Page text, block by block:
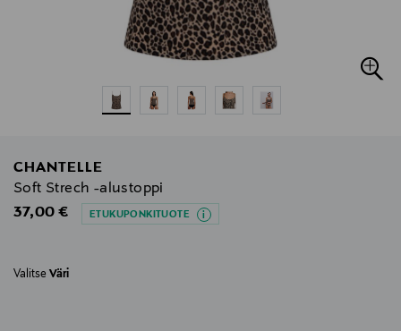
CHANTELLE
Soft Strech -alustoppi
Original Price
37,00 € ETUKUPONKITUOTE
Valitse Väri